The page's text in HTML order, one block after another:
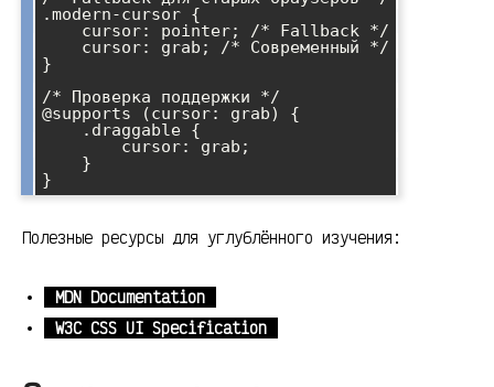
.modern-cursor {
}
/* Проверка поддержки */
@supports (cursor: grab) {
Полезные ресурсы для углублённого изучения:
MDN Documentation
W3C CSS UI Specification